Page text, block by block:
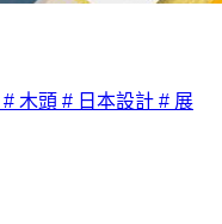
# 木頭 # 日本設計 # 展